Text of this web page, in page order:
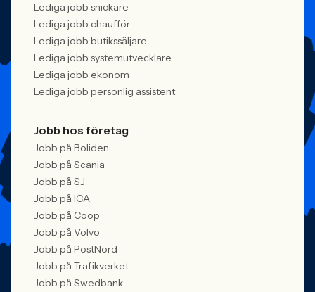
Lediga jobb snickare
Lediga jobb chaufför
Lediga jobb butikssäljare
Lediga jobb systemutvecklare
Lediga jobb ekonom
Lediga jobb personlig assistent
Jobb hos företag
Jobb på Boliden
Jobb på Scania
Jobb på SJ
Jobb på ICA
Jobb på Coop
Jobb på Volvo
Jobb på PostNord
Jobb på Trafikverket
Jobb på Swedbank